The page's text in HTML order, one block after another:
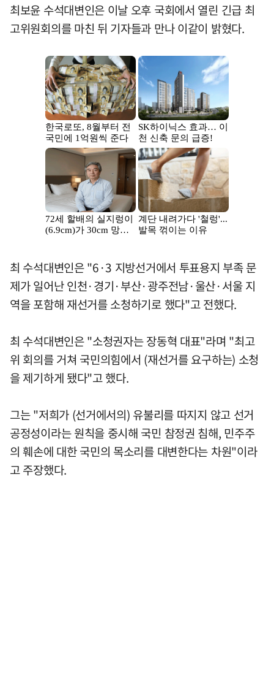
최보윤 수석대변인은 이날 오후 국회에서 열린 긴급 최
고위원회의를 마친 뒤 기자들과 만나 이같이 밝혔다.
최 수석대변인은 "6·3 지방선거에서 투표용지 부족 문
제가 일어난 인천·경기·부산·광주전남·울산·서울 지
역을 포함해 재선거를 소청하기로 했다"고 전했다.
최 수석대변인은 "소청권자는 장동혁 대표"라며 "최고
위 회의를 거쳐 국민의힘에서 (재선거를 요구하는) 소청
을 제기하게 됐다"고 했다.
그는 "저희가 (선거에서의) 유불리를 따지지 않고 선거
공정성이라는 원칙을 중시해 국민 참정권 침해, 민주주
의 훼손에 대한 국민의 목소리를 대변한다는 차원"이라
고 주장했다.